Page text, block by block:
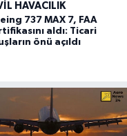
HAVACILIK
737 MAX 7, FAA
aldı: Ticari
önü açıldı